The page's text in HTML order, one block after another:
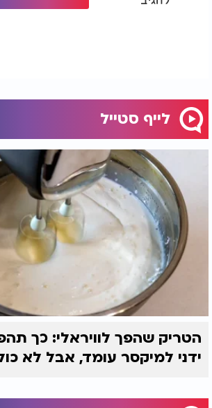
לייף סטייל
הטריק שהפך לוויראלי: כך
ידני למיקסר עומד, אבל לא